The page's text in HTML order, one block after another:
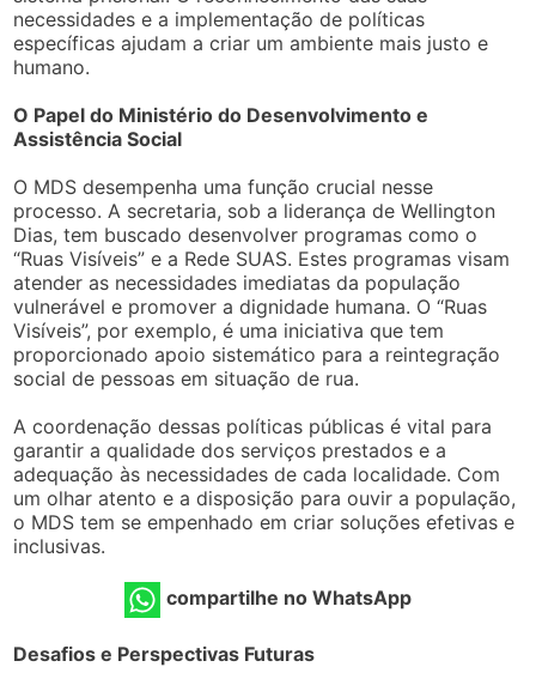
necessidades e a implementação de políticas
específicas ajudam a criar um ambiente mais justo e
humano.
O Papel do Ministério do Desenvolvimento e
Assistência Social
O MDS desempenha uma função crucial nesse
processo. A secretaria, sob a liderança de Wellington
Dias, tem buscado desenvolver programas como o
“Ruas Visíveis” e a Rede SUAS. Estes programas visam
atender as necessidades imediatas da população
vulnerável e promover a dignidade humana. O “Ruas
Visíveis”, por exemplo, é uma iniciativa que tem
proporcionado apoio sistemático para a reintegração
social de pessoas em situação de rua.
A coordenação dessas políticas públicas é vital para
garantir a qualidade dos serviços prestados e a
adequação às necessidades de cada localidade. Com
um olhar atento e a disposição para ouvir a população,
o MDS tem se empenhado em criar soluções efetivas e
inclusivas.
compartilhe no WhatsApp
Desafios e Perspectivas Futuras